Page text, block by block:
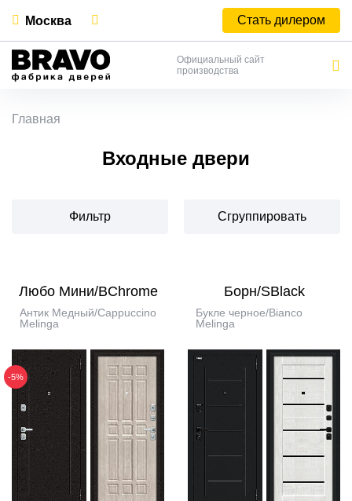
Москва Стать дилером
Официальный сайт
производства
Главная
Входные двери
Фильтр Сгруппировать
Любо Мини/BChrome
Антик Медный/Cappuccino
Melinga
-5%
Борн/SBlack
Букле черное/Bianco
Melinga